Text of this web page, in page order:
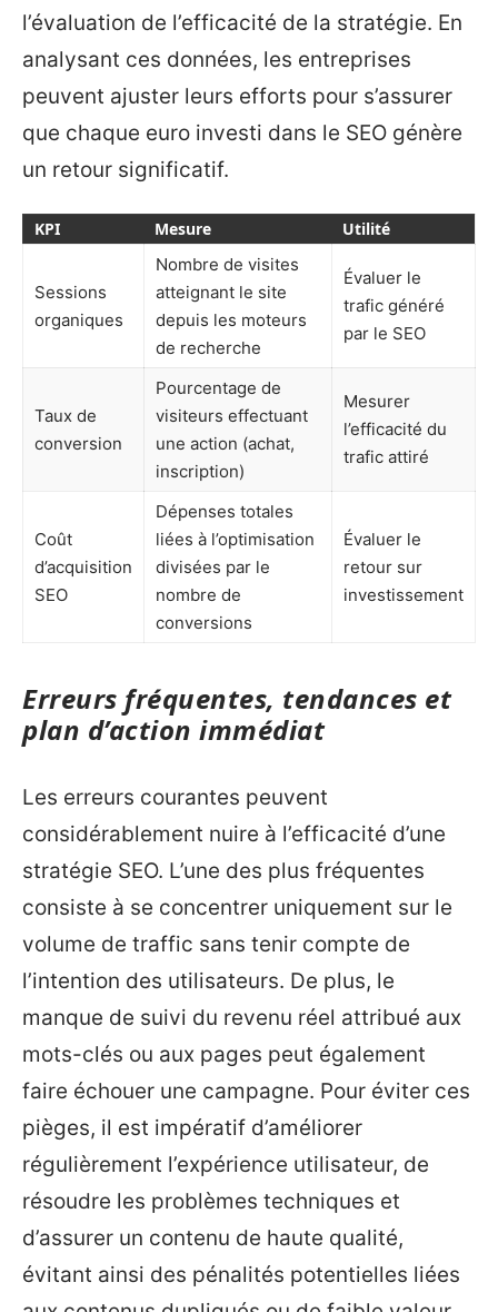
l’évaluation de l’efficacité de la stratégie. En
analysant ces données, les entreprises
peuvent ajuster leurs efforts pour s’assurer
que chaque euro investi dans le SEO génère
un retour significatif.
KPI Mesure Utilité
Sessions
organiques
Nombre de visites
atteignant le site
depuis les moteurs
de recherche
Évaluer le
trafic généré
par le SEO
Taux de
conversion
Pourcentage de
visiteurs effectuant
une action (achat,
inscription)
Mesurer
l’efficacité du
trafic attiré
Coût
d’acquisition
SEO
Dépenses totales
liées à l’optimisation
divisées par le
nombre de
conversions
Évaluer le
retour sur
investissement
Erreurs fréquentes, tendances et
plan d’action immédiat
Les erreurs courantes peuvent
considérablement nuire à l’efficacité d’une
stratégie SEO. L’une des plus fréquentes
consiste à se concentrer uniquement sur le
volume de traffic sans tenir compte de
l’intention des utilisateurs. De plus, le
manque de suivi du revenu réel attribué aux
mots-clés ou aux pages peut également
faire échouer une campagne. Pour éviter ces
pièges, il est impératif d’améliorer
régulièrement l’expérience utilisateur, de
résoudre les problèmes techniques et
d’assurer un contenu de haute qualité,
évitant ainsi des pénalités potentielles liées